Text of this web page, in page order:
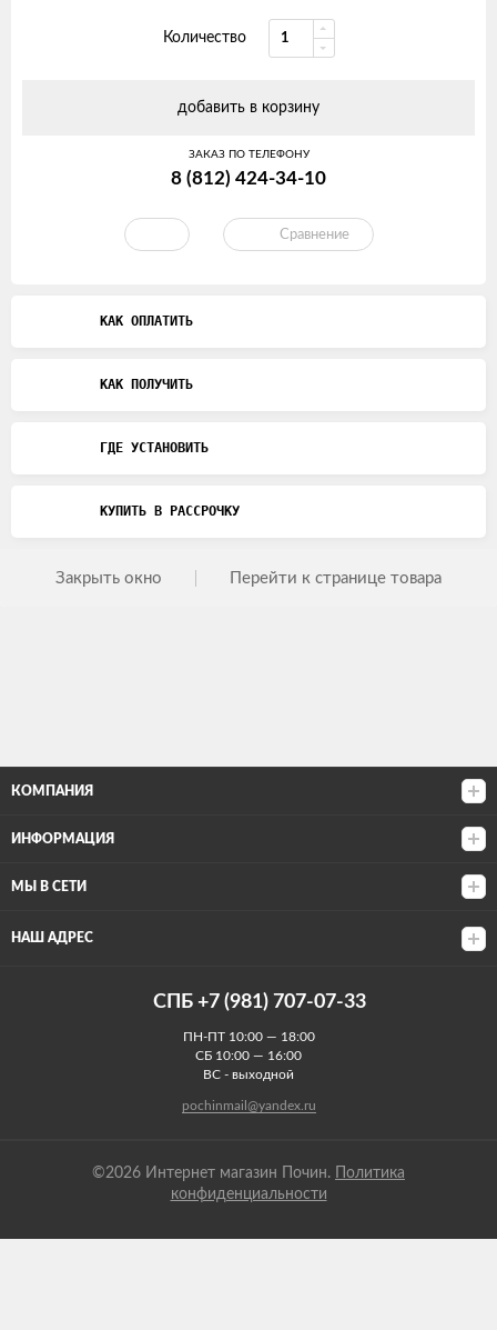
Количество
добавить в корзину
ЗАКАЗ ПО ТЕЛЕФОНУ
8 (812) 424-34-10
Сравнение
КАК ОПЛАТИТЬ
КАК ПОЛУЧИТЬ
ГДЕ УСТАНОВИТЬ
КУПИТЬ В РАССРОЧКУ
Закрыть окно Перейти к странице товара
КОМПАНИЯ
ИНФОРМАЦИЯ
МЫ В СЕТИ
НАШ АДРЕС
СПБ +7 (981) 707-07-33
ПН-ПТ 10:00 — 18:00
СБ 10:00 — 16:00
ВС - выходной
pochinmail@yandex.ru
©2026 Интернет магазин Почин.
Политика
конфиденциальности